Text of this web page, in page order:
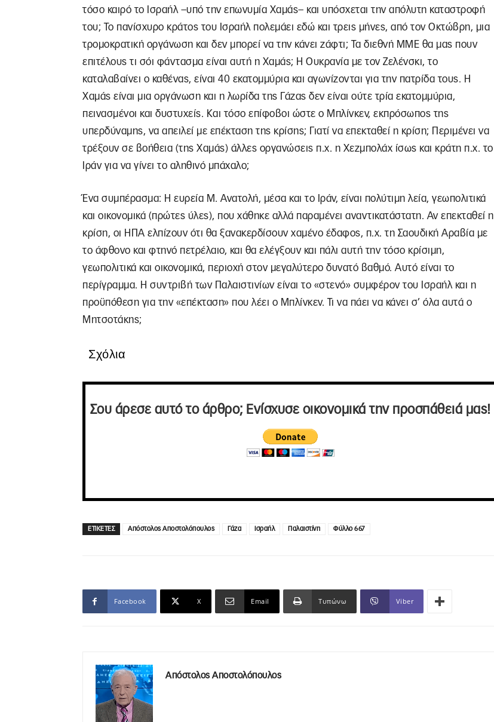
τόσο καιρό το Ισραήλ –υπό την επωνυμία Χαμάς– και υπόσχεται την απόλυτη καταστροφή
του; Το πανίσχυρο κράτος του Ισραήλ πολεμάει εδώ και τρεις μήνες, από τον Οκτώβρη, μια
τρομοκρατική οργάνωση και δεν μπορεί να την κάνει ζάφτι; Τα διεθνή ΜΜΕ θα μας πουν
επιτέλους τι σόι φάντασμα είναι αυτή η Χαμάς; Η Ουκρανία με τον Ζελένσκι, το
καταλαβαίνει ο καθένας, είναι 40 εκατομμύρια και αγωνίζονται για την πατρίδα τους. Η
Χαμάς είναι μια οργάνωση και η λωρίδα της Γάζας δεν είναι ούτε τρία εκατομμύρια,
πεινασμένοι και δυστυχείς. Και τόσο επίφοβοι ώστε ο Μπλίνκεν, εκπρόσωπος της
υπερδύναμης, να απειλεί με επέκταση της κρίσης; Γιατί να επεκταθεί η κρίση; Περιμένει να
τρέξουν σε βοήθεια (της Χαμάς) άλλες οργανώσεις π.χ. η Χεζμπολάχ ίσως και κράτη π.χ. το
Ιράν για να γίνει το αληθινό μπάχαλο;
Ένα συμπέρασμα: Η ευρεία Μ. Ανατολή, μέσα και το Ιράν, είναι πολύτιμη λεία, γεωπολιτικά
και οικονομικά (πρώτες ύλες), που χάθηκε αλλά παραμένει αναντικατάστατη. Αν επεκταθεί η
κρίση, οι ΗΠΑ ελπίζουν ότι θα ξανακερδίσουν χαμένο έδαφος, π.χ. τη Σαουδική Αραβία με
το άφθονο και φτηνό πετρέλαιο, και θα ελέγξουν και πάλι αυτή την τόσο κρίσιμη,
γεωπολιτικά και οικονομικά, περιοχή στον μεγαλύτερο δυνατό βαθμό. Αυτό είναι το
περίγραμμα. Η συντριβή των Παλαιστινίων είναι το «στενό» συμφέρον του Ισραήλ και η
προϋπόθεση για την «επέκταση» που λέει ο Μπλίνκεν. Τι να πάει να κάνει σ’ όλα αυτά ο
Μητσοτάκης;
Σχόλια
Σου άρεσε αυτό το άρθρο; Ενίσχυσε οικονομικά την προσπάθειά μας!
ΕΤΙΚΕΤΕΣ Απόστολος Αποστολόπουλος Γάζα Ισραήλ Παλαιστίνη Φύλλο 667
Facebook X Email Τυπώνω Viber
Απόστολος Αποστολόπουλος